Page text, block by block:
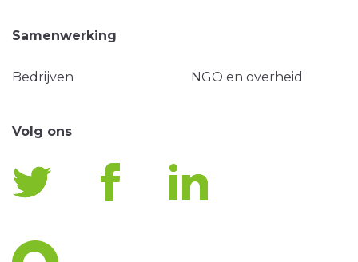
Samenwerking
Bedrijven NGO en overheid
Volg ons